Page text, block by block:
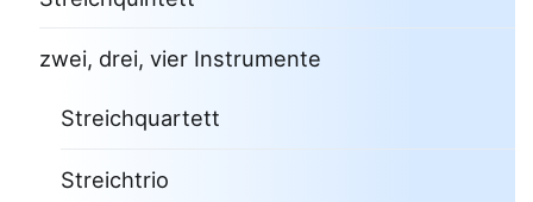
zwei, drei, vier Instrumente
Streichquartett
Streichtrio